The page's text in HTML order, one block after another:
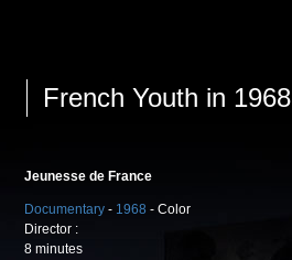
French Youth in 1968
Jeunesse de France
Documentary - 1968 - Color
Director :
8 minutes